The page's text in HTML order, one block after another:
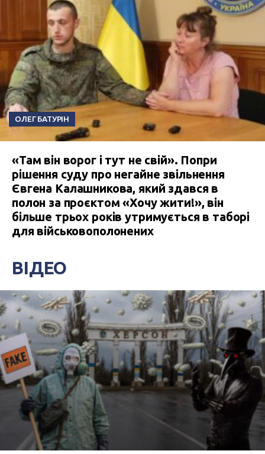
ОЛЕГ БАТУРІН
«Там він ворог і тут не свій». Попри
рішення суду про негайне звільнення
Євгена Калашникова, який здався в
полон за проєктом «Хочу жити!», він
більше трьох років утримується в таборі
для військовополонених
ВІДЕО